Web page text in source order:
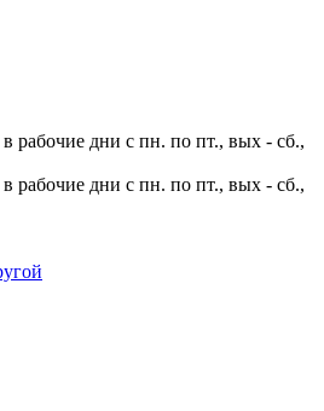
рабочие дни с пн. по пт., вых - сб.,
рабочие дни с пн. по пт., вых - сб.,